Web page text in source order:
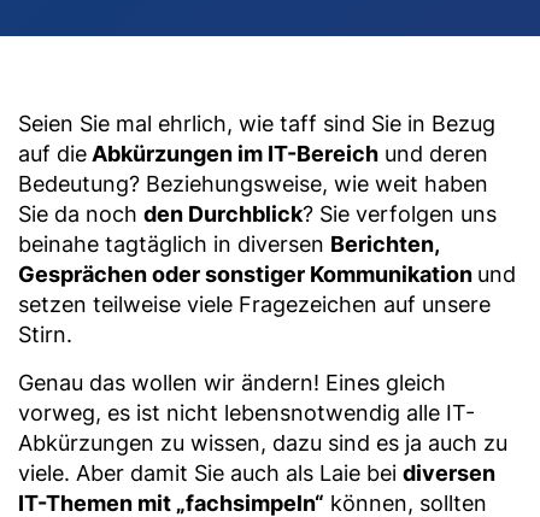
Seien Sie mal ehrlich, wie taff sind Sie in Bezug
auf die Abkürzungen im IT-Bereich und deren
Bedeutung? Beziehungsweise, wie weit haben
Sie da noch den Durchblick? Sie verfolgen uns
beinahe tagtäglich in diversen Berichten,
Gesprächen oder sonstiger Kommunikation und
setzen teilweise viele Fragezeichen auf unsere
Stirn.
Genau das wollen wir ändern! Eines gleich
vorweg, es ist nicht lebensnotwendig alle IT-
Abkürzungen zu wissen, dazu sind es ja auch zu
viele. Aber damit Sie auch als Laie bei diversen
IT-Themen mit „fachsimpeln“ können, sollten